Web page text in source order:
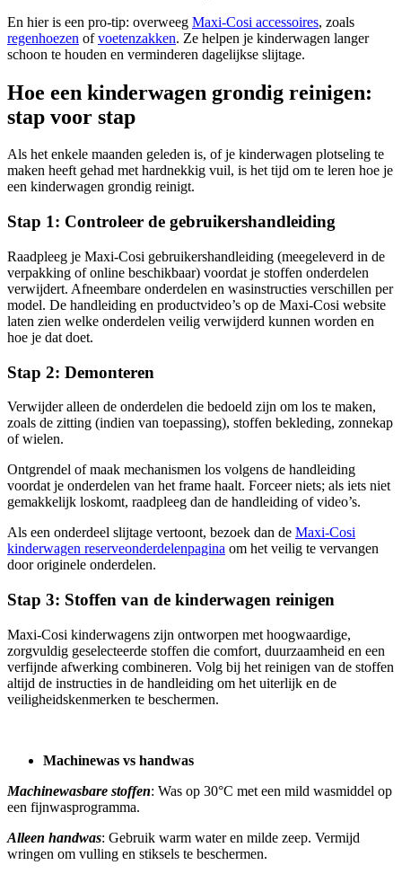
En hier is een pro-tip: overweeg Maxi-Cosi accessoires, zoals
regenhoezen ofvoetenzakken. Ze helpen je kinderwagen langer
schoon te houden en verminderen dagelijkse slijtage.
Hoe een kinderwagen grondig reinigen:
stap voor stap
Als het enkele maanden geleden is, of je kinderwagen plotseling te
maken heeft gehad met hardnekkig vuil, is het tijd om te leren hoe je
een kinderwagen grondig reinigt.
Stap 1: Controleer de gebruikershandleiding
Raadpleeg je Maxi-Cosi gebruikershandleiding (meegeleverd in de
verpakking of online beschikbaar) voordat je stoffen onderdelen
verwijdert. Afneembare onderdelen en wasinstructies verschillen per
model. De handleiding en productvideo’s op de Maxi-Cosi website
laten zien welke onderdelen veilig verwijderd kunnen worden en
hoe je dat doet.
Stap 2: Demonteren
Verwijder alleen de onderdelen die bedoeld zijn om los te maken,
zoals de zitting (indien van toepassing), stoffen bekleding, zonnekap
of wielen.
Ontgrendel of maak mechanismen los volgens de handleiding
voordat je onderdelen van het frame haalt. Forceer niets; als iets niet
gemakkelijk loskomt, raadpleeg dan de handleiding of video’s.
Als een onderdeel slijtage vertoont, bezoek dan de Maxi-Cosi
kinderwagen reserveonderdelenpagina om het veilig te vervangen
door originele onderdelen.
Stap 3: Stoffen van de kinderwagen reinigen
Maxi-Cosi kinderwagens zijn ontworpen met hoogwaardige,
zorgvuldig geselecteerde stoffen die comfort, duurzaamheid en een
verfijnde afwerking combineren. Volg bij het reinigen van de stoffen
altijd de instructies in de handleiding om het uiterlijk en de
veiligheidskenmerken te beschermen.
Machinewas vs handwas
Machinewasbare stoffen: Was op 30°C met een mild wasmiddel op
een fijnwasprogramma.
Alleen handwas: Gebruik warm water en milde zeep. Vermijd
wringen om vulling en stiksels te beschermen.